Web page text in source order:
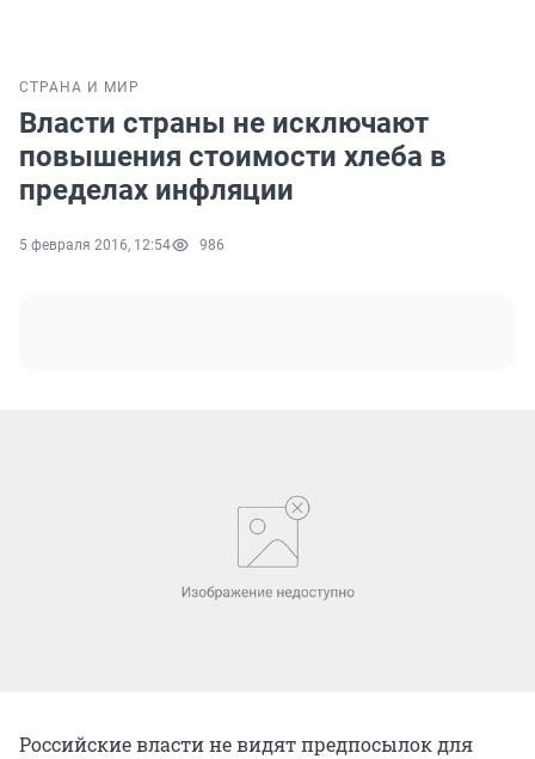
СТРАНА И МИР
Власти страны не исключают
повышения стоимости хлеба в
пределах инфляции
5 февраля 2016, 12:54 986
Российские власти не видят предпосылок для